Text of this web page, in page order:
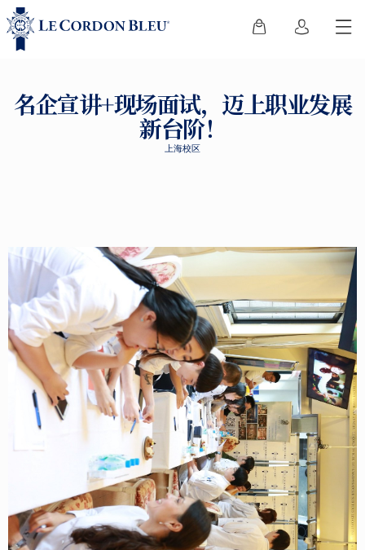
名企宣讲+现场面试，迈上职业发展
新台阶！
上海校区